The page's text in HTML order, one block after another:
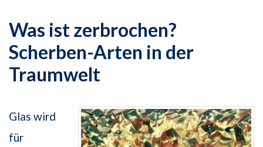
Was ist zerbrochen?
Scherben-Arten in der
Traumwelt
Glas wird
für